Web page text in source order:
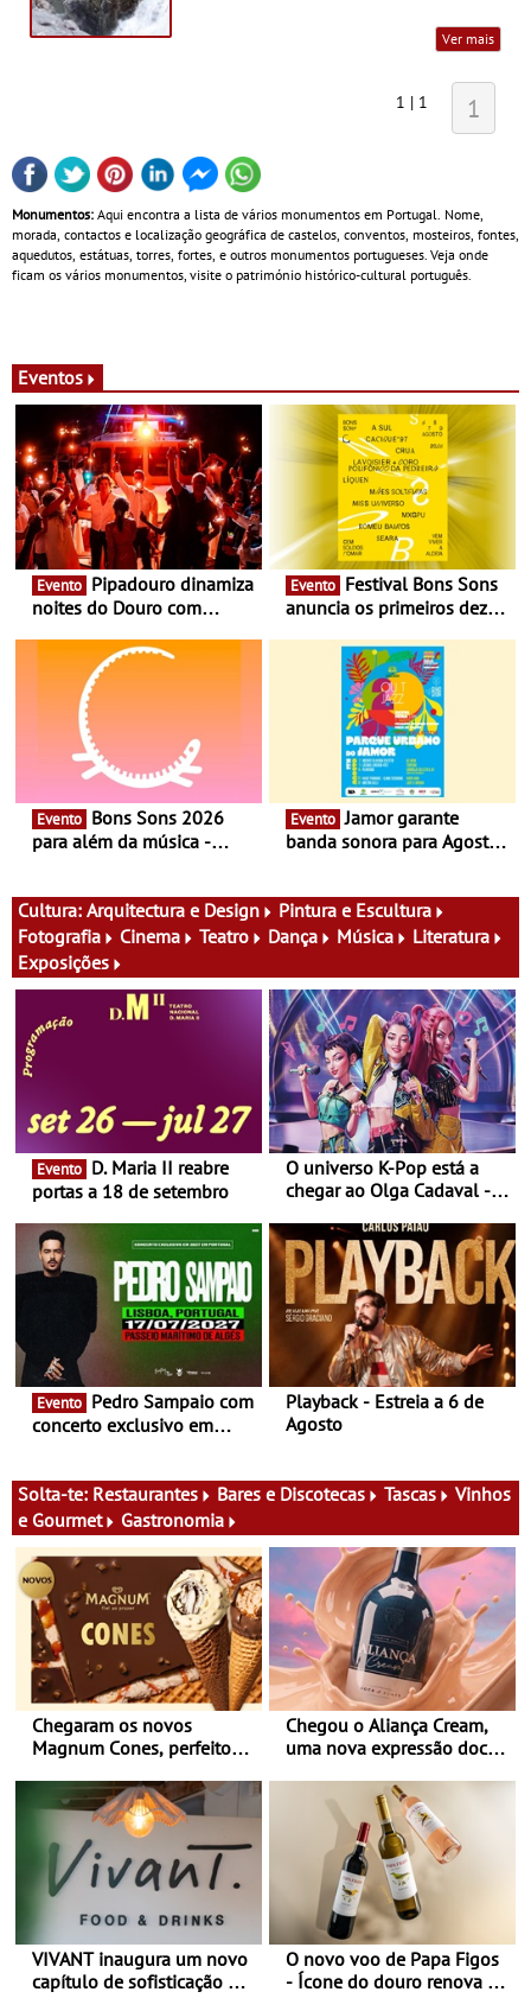
Ver mais
1 | 1 1
Monumentos: Aqui encontra a lista de vários monumentos em Portugal. Nome,
morada, contactos e localização geográfica de castelos, conventos, mosteiros, fontes,
aquedutos, estátuas, torres, fortes, e outros monumentos portugueses. Veja onde
ficam os vários monumentos, visite o património histórico-cultural português.
Eventos
Evento
noites do Douro com
vinho, gastronomia e
música
Evento
anuncia os primeiros dez
Evento
para além da música -
atividades para toda a
família e muito mais
Evento Jamor garante
banda sonora para Agosto
habitual aos domingos, a
primeira sexta-feira do mês
recebe o festival em Paço
de Arcos
Cultura: Arquitectura e Design
Pintura e Escultura
Fotografia
Cinema Teatro Dança Música
Literatura
Exposições
Evento
portas a 18 de setembro
O universo K-Pop está a
chegar ao Olga Cadaval - A
Evento
concerto exclusivo em
Playback - Estreia a 6 de
Agosto
Solta-te: Restaurantes Bares e Discotecas Tascas
Vinhos
e Gourmet
Gastronomia
Chegaram os novos
Magnum Cones, perfeitos
Chegou o Aliança Cream,
uma nova expressão doce
VIVANT inaugura um novo
capítulo de sofisticação no
O novo voo de Papa Figos
- Ícone do douro renova a